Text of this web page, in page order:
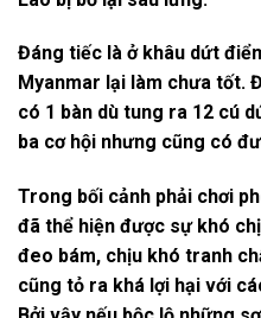
Đáng tiếc là ở khâu dứt
Myanmar lại làm chưa tốt.
có 1 bàn dù tung ra 12 cú
ba cơ hội nhưng cũng có
Trong bối cảnh phải chơi
đã thể hiện được sự khó
đeo bám, chịu khó tranh
cũng tỏ ra khá lợi hại với